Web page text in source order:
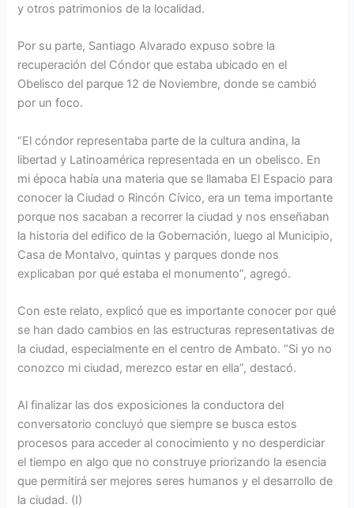
y otros patrimonios de la localidad.
Por su parte, Santiago Alvarado expuso sobre la
recuperación del Cóndor que estaba ubicado en el
Obelisco del parque 12 de Noviembre, donde se cambió
por un foco.
“El cóndor representaba parte de la cultura andina, la
libertad y Latinoamérica representada en un obelisco. En
mi época había una materia que se llamaba El Espacio para
conocer la Ciudad o Rincón Cívico, era un tema importante
porque nos sacaban a recorrer la ciudad y nos enseñaban
la historia del edifico de la Gobernación, luego al Municipio,
Casa de Montalvo, quintas y parques donde nos
explicaban por qué estaba el monumento”, agregó.
Con este relato, explicó que es importante conocer por qué
se han dado cambios en las estructuras representativas de
la ciudad, especialmente en el centro de Ambato. “Si yo no
conozco mi ciudad, merezco estar en ella”, destacó.
Al finalizar las dos exposiciones la conductora del
conversatorio concluyó que siempre se busca estos
procesos para acceder al conocimiento y no desperdiciar
el tiempo en algo que no construye priorizando la esencia
que permitirá ser mejores seres humanos y el desarrollo de
la ciudad. (I)